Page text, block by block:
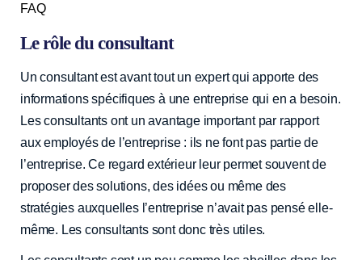
FAQ
Le rôle du consultant
Un consultant est avant tout un expert qui apporte des
informations spécifiques à une entreprise qui en a besoin.
Les consultants ont un avantage important par rapport
aux employés de l’entreprise : ils ne font pas partie de
l’entreprise. Ce regard extérieur leur permet souvent de
proposer des solutions, des idées ou même des
stratégies auxquelles l’entreprise n’avait pas pensé elle-
même. Les consultants sont donc très utiles.